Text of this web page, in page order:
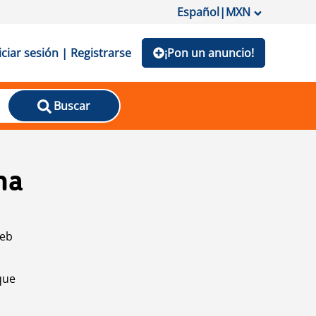
Español|MXN
sesión | Registrarse ¡Pon un anuncio!
Buscar